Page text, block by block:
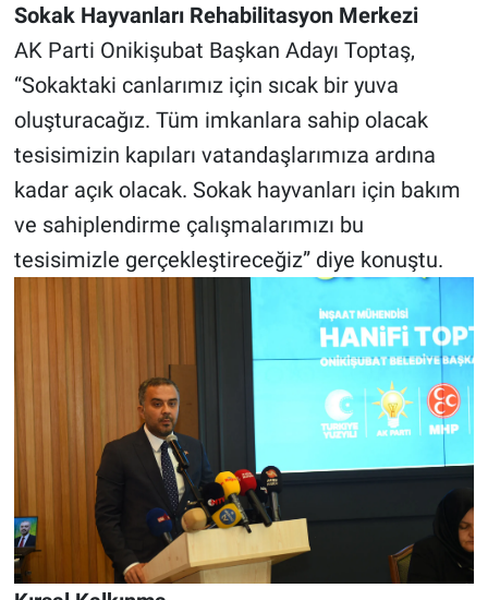
Sokak Hayvanları Rehabilitasyon Merkezi
AK Parti Onikişubat Başkan Adayı Toptaş,
“Sokaktaki canlarımız için sıcak bir yuva
oluşturacağız. Tüm imkanlara sahip olacak
tesisimizin kapıları vatandaşlarımıza ardına
kadar açık olacak. Sokak hayvanları için bakım
ve sahiplendirme çalışmalarımızı bu
tesisimizle gerçekleştireceğiz” diye konuştu.